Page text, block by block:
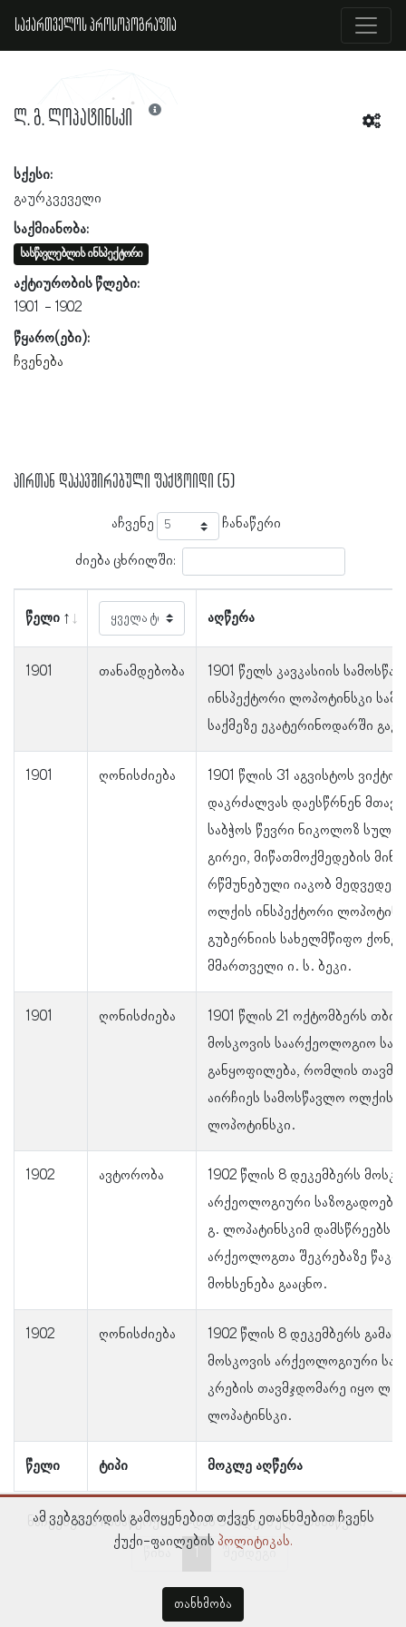
საქართველოს პროსოპოგრაფია
ლ. გ. ლოპატინსკი
სქესი:
გაურკვეველი
საქმიანობა:
სასწავლებლის ინსპექტორი
აქტიურობის წლები:
1901
1902
წყარო(ები):
ჩვენება
პირთან დაკავშირებული ფაქტოიდი (5)
აჩვენე ჩანაწერი
ძიება ცხრილში:
წელი აღწერა
წელი ტიპი მოკლე აღწერა
1901 თანამდებობა
1901 წელს კავკასიის
ინსპექტორი ლოპოტინსკი
საქმეზე ეკატერინოდარში
1901 ღონისძიება
1901 წლის 31 აგვისტოს
დაკრძალვას დაესწრნენ
საბჭოს წევრი ნიკოლოზ
გირეი, მიწათმოქმედების
რწმუნებული იაკობ
ოლქის ინსპექტორი
გუბერნიის სახელმწიფო
მმართველი ი. ს. ბეკი.
1901 ღონისძიება
1901 წლის 21 ოქტომბერს
მოსკოვის საარქეოლოგიო
განყოფილება, რომლის
აირჩიეს სამოსწავლო ოლქის
ლოპოტინსკი.
1902 ავტორობა
1902 წლის 8 დეკემბერს
არქეოლოგიური
გ. ლოპატინსკიმ დამსწრეებს
არქეოლოგთა შეკრებაზე
მოხსენება გააცნო.
1902 ღონისძიება
1902 წლის 8 დეკემბერს
მოსკოვის არქეოლოგიური
კრების თავმჯდომარე იყო ლ.
ლოპატინსკი.
ნაჩვენებია ჩანაწერები 1–დან 5–მდე, სულ 5 ჩანაწერი
წინა
შემდეგი
ამ ვებგვერდის გამოყენებით თქვენ ეთანხმებით ჩვენს
ქუქი-ფაილების პოლიტიკას.
თანხმობა